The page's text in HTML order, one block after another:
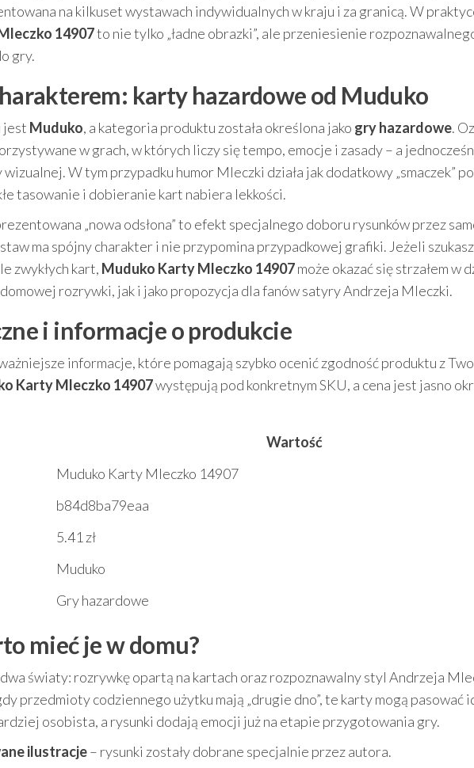
na kilkuset wystawach indywidualnych w kraju i za granicą. W
14907to nie tylko „ładne obrazki”, ale przeniesienie
gry.
karty hazardowe od Muduko
jest Muduko, a kategoria produktu została określona jako gry hazardowe.
w grach, w których liczy się tempo, emocje i zasady – a
W tym przypadku humor Mleczki działa jak dodatkowy „smaczek”
tasowanie i dobieranie kart nabiera lekkości.
„nowa odsłona” to efekt specjalnego doboru rysunków przez
ma spójny charakter i nie przypomina przypadkowej grafiki. Jeżeli
zwykłych kart, Muduko Karty Mleczko 14907może okazać się strzałem w
rozrywki, jak i jako propozycja dla fanów satyry Andrzeja Mleczki.
i informacje o produkcie
informacje, które pomagają szybko ocenić zgodność produktu z
Karty Mleczko 14907występują pod konkretnym SKU, a cena jest jasno
Wartość
Muduko Karty Mleczko 14907
b84d8ba79eaa
5.41 zł
Muduko
Gry hazardowe
mieć je w domu?
światy: rozrywkę opartą na kartach oraz rozpoznawalny styl Andrzeja
przedmioty codziennego użytku mają „drugie dno”, te karty mogą pasować
osobista, a rysunki dodają emocji już na etapie przygotowania gry.
ilustracje– rysunki zostały dobrane specjalnie przez autora.